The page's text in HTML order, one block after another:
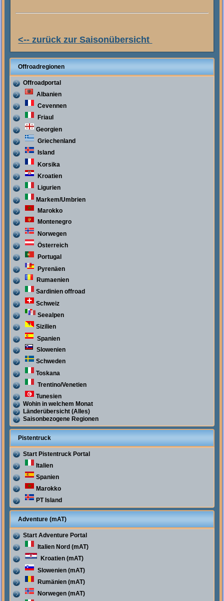
<-- zurück zur Saisonübersicht
Offroadregionen
Offroadportal
Albanien
Cevennen
Friaul
Georgien
Griechenland
Island
Korsika
Kroatien
Ligurien
Markem/Umbrien
Marokko
Montenegro
Norwegen
Österreich
Portugal
Pyrenäen
Rumaenien
Sardinien offroad
Schweiz
Seealpen
Sizilien
Spanien
Slowenien
Schweden
Toskana
Trentino/Venetien
Tunesien
Wohin in welchem Monat
Länderübersicht (Alles)
Saisonbezogene Regionen
Pistentruck
Start Pistentruck Portal
Italien
Spanien
Marokko
PT Island
Adventure (mAT)
Start Adventure Portal
Italien Nord (mAT)
Kroatien (mAT)
Slowenien (mAT)
Rumänien (mAT)
Norwegen (mAT)